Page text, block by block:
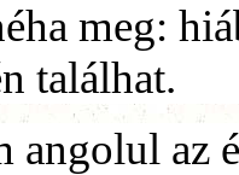
meg:
találhat.
angolul az